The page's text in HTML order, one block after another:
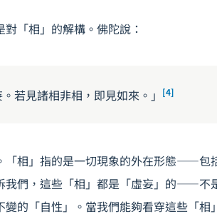
「相」的解構。佛陀說：
若見諸相非相，即見如來。」 [4]
「相」指的是一切現象的外在形態——包
我們，這些「相」都是「虛妄」的——不
的「自性」。當我們能夠看穿這些「相